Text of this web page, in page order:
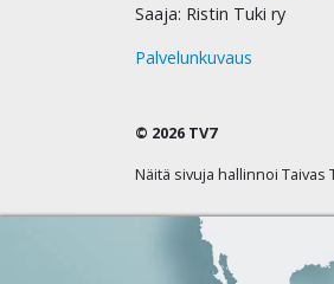
Saaja: Ristin Tuki ry
Palvelunkuvaus
© 2026 TV7
Näitä sivuja hallinnoi